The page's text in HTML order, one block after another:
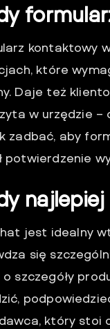
kontaktowy
które
Daje też
w urzędzie –
zadbać, aby
potwierdzenie
jest idealny
się
szczegóły
który stoi